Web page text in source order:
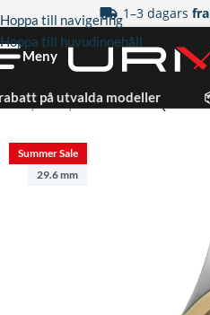
Hoppa till navigering
Hoppa till huvudinnehåll
1–3 dagars
Meny
på utvalda modeller
Hem| Dam|Seiko Classic Quartz
Summer Sale
29.6 mm